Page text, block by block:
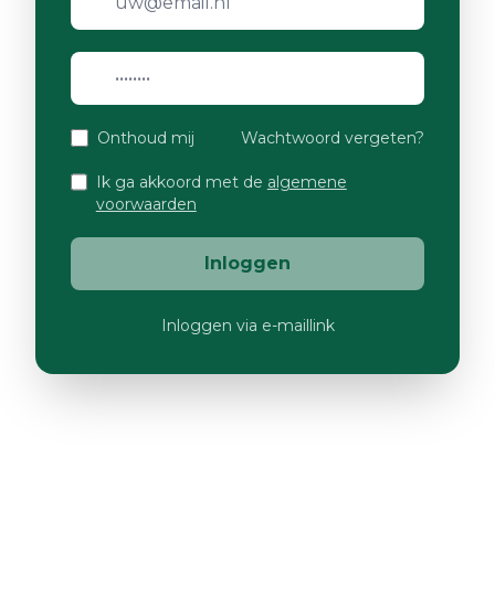
Onthoud mij Wachtwoord vergeten?
Ik ga akkoord met de algemene
voorwaarden
Inloggen
Inloggen via e-maillink